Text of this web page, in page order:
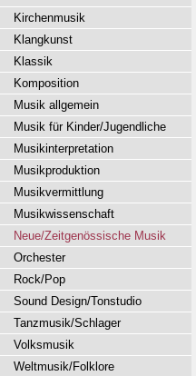
Kirchenmusik
Klangkunst
Klassik
Komposition
Musik allgemein
Musik für Kinder/Jugendliche
Musikinterpretation
Musikproduktion
Musikvermittlung
Musikwissenschaft
Neue/Zeitgenössische Musik
Orchester
Rock/Pop
Sound Design/Tonstudio
Tanzmusik/Schlager
Volksmusik
Weltmusik/Folklore